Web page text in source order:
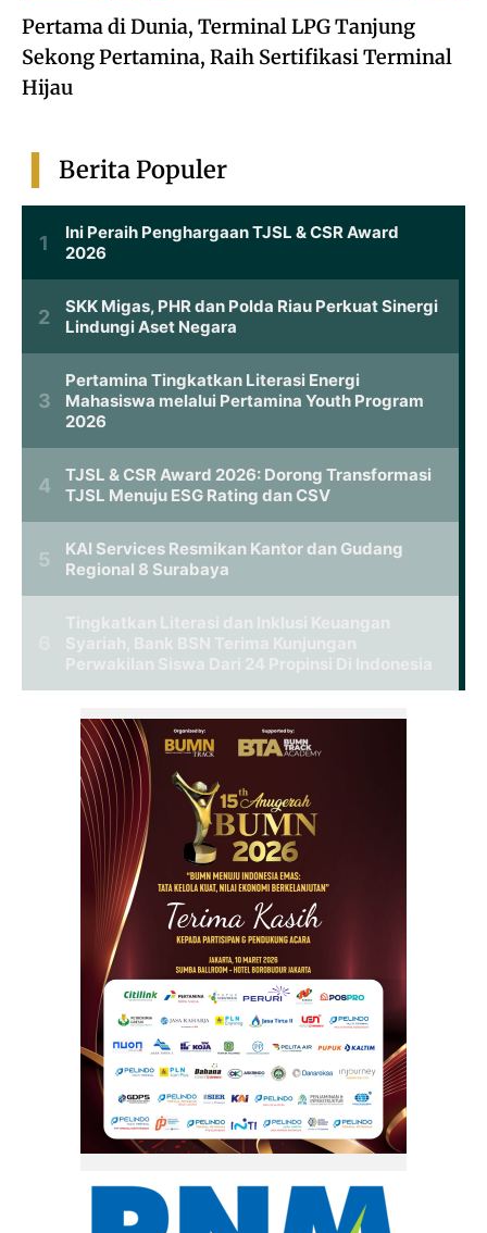
Pertama di Dunia, Terminal LPG Tanjung
Sekong Pertamina, Raih Sertifikasi Terminal
Hijau
Berita Populer